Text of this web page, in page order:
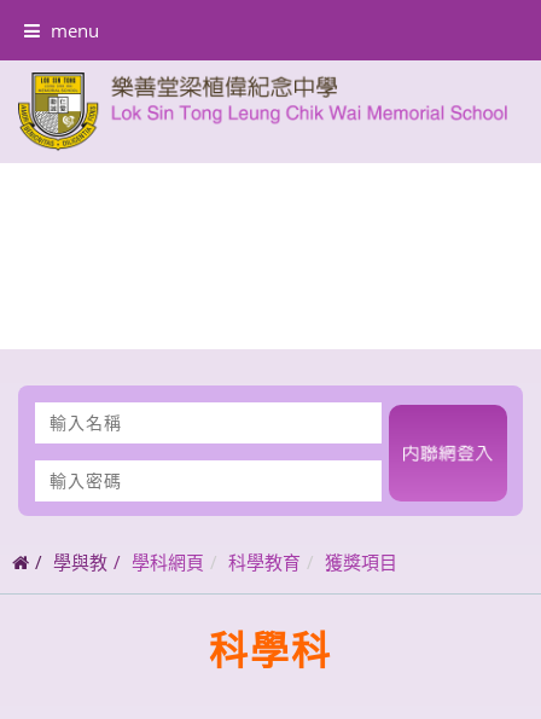
menu
輸
名
稱
輸
密
學與教 學科網頁 科學教育 獲獎項目
科學科